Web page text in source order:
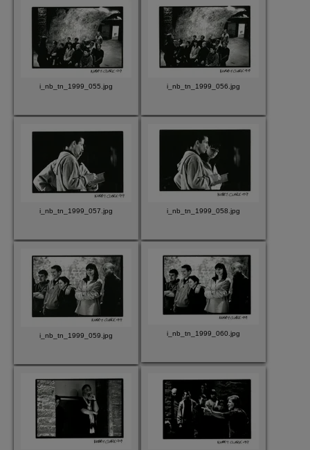
i_nb_tn_1999_055.jpg i_nb_tn_1999_056.jpg
i_nb_tn_1999_057.jpg i_nb_tn_1999_058.jpg
i_nb_tn_1999_059.jpg i_nb_tn_1999_060.jpg